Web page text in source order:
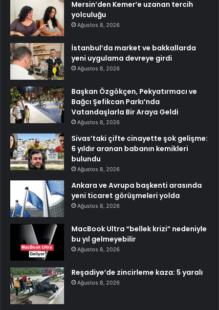
Mersin’den Kemer’e uzanan tercih
yolculuğu
Ağustos 8, 2026
İstanbul’da market ve bakkallarda
yeni uygulama devreye girdi
Ağustos 8, 2026
Başkan Özgökçen, Pekyatırmacı ve
Bağcı Şefikcan Parkı’nda
Vatandaşlarla Bir Araya Geldi
Ağustos 8, 2026
Sivas’taki çifte cinayette şok gelişme:
6 yıldır aranan babanın kemikleri
bulundu
Ağustos 8, 2026
Ankara ve Avrupa başkenti arasında
yeni ticaret görüşmeleri yolda
Ağustos 8, 2026
MacBook Ultra “bellek krizi” nedeniyle
bu yıl gelmeyebilir
Ağustos 8, 2026
Reşadiye’de zincirleme kaza: 5 yaralı
Ağustos 8, 2026